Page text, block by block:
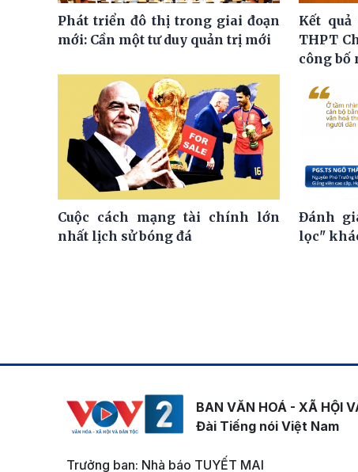
Phát triển đô thị trong giai đoạn
mới: Cần một tư duy quản trị mới
Kết
THPT
công bố
Cuộc cách mạng tài chính lớn
nhất lịch sử bóng đá
Đánh
lọc"
BAN VĂN HOÁ - XÃ HỘI
Đài Tiếng nói Việt Nam
Trưởng ban: Nhà báo TUYẾT MAI